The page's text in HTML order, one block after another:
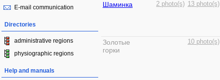
E-mail communication
Directories
administrative regions
physiographic regions
Help and manuals
Шаминка 2 photo(s) 13 photo(s)
Золотые
горки
10 photo(s)